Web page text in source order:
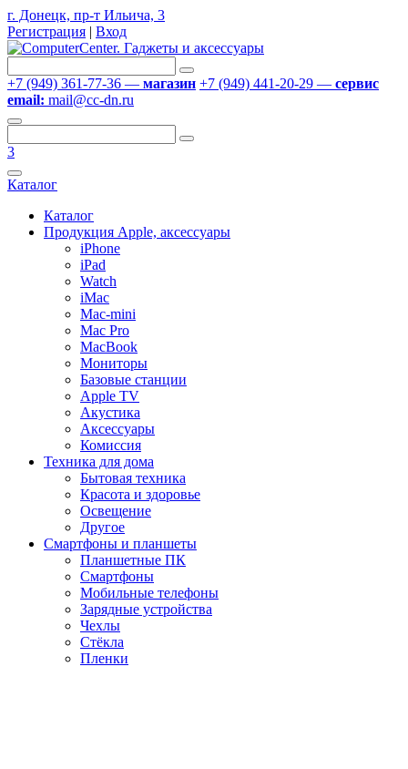
г. Донецк, пр-т Ильича, 3
Регистрация | Вход
+7 (949) 361-77-36 — магазин +7 (949) 441-20-29 — сервис
email: mail@cc-dn.ru
3
Каталог
Каталог
Продукция Apple, аксессуары
iPhone
iPad
Watch
iMac
Mac-mini
Mac Pro
MacBook
Мониторы
Базовые станции
Apple TV
Акустика
Аксессуары
Комиссия
Техника для дома
Бытовая техника
Красота и здоровье
Освещение
Другое
Смартфоны и планшеты
Планшетные ПК
Смартфоны
Мобильные телефоны
Зарядные устройства
Чехлы
Стёкла
Пленки